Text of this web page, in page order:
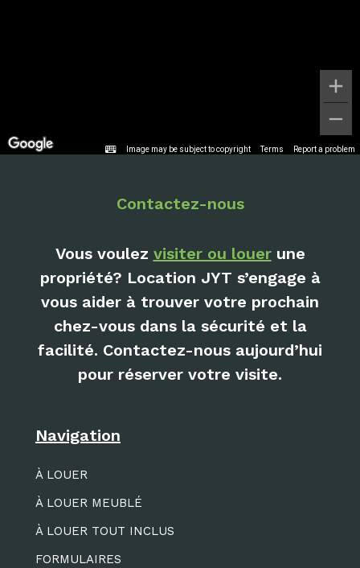
Image may be subject to copyright Terms Report a problem
Contactez-nous
Vous voulez visiter ou louerune
propriété? Location JYT s’engage à
vous aider à trouver votre prochain
chez-vous dans la sécurité et la
facilité. Contactez-nous aujourd’hui
pour réserver votre visite.
Navigation
À LOUER
À LOUER MEUBLÉ
À LOUER TOUT INCLUS
FORMULAIRES